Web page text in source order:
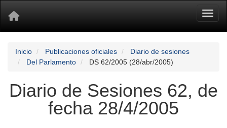
Inicio Publicaciones oficiales
Diario de sesiones
Del Parlamento
DS 62/2005 (28/abr/2005)
Diario de Sesiones 62, de
fecha 28/4/2005